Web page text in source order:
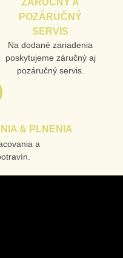
ZÁRUČNÝ A
POZÁRUČNÝ
SERVIS
Na dodané zariadenia
poskytujeme záručný aj
pozáručný servis.
& PLNENIA
a